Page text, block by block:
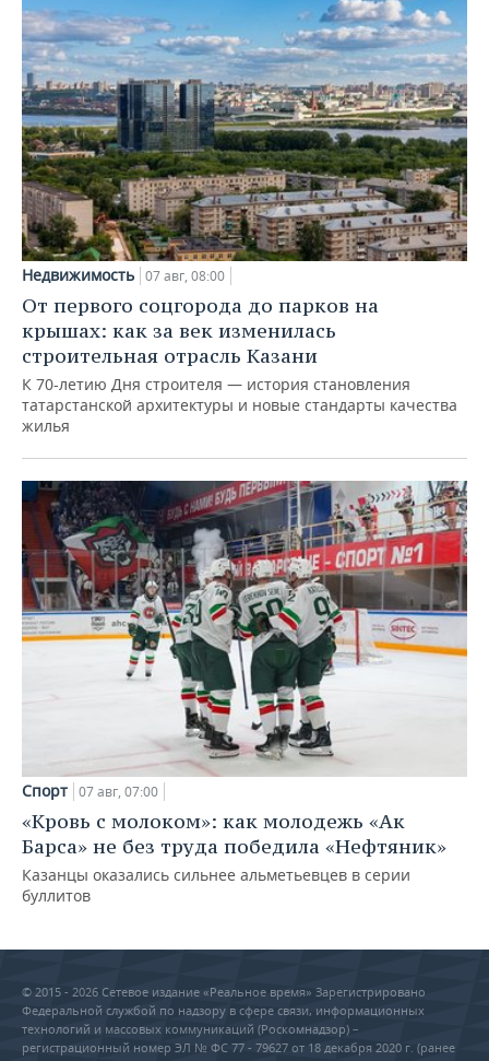
Недвижимость 07 авг, 08:00
От первого соцгорода до парков на
крышах: как за век изменилась
строительная отрасль Казани
К 70-летию Дня строителя — история становления
татарстанской архитектуры и новые стандарты качества
жилья
Спорт 07 авг, 07:00
«Кровь с молоком»: как молодежь «Ак
Барса» не без труда победила «Нефтяник»
Казанцы оказались сильнее альметьевцев в серии
буллитов
© 2015 - 2026 Сетевое издание «Реальное время» Зарегистрировано
Федеральной службой по надзору в сфере связи, информационных
технологий и массовых коммуникаций (Роскомнадзор) –
регистрационный номер ЭЛ № ФС 77 - 79627 от 18 декабря 2020 г. (ранее